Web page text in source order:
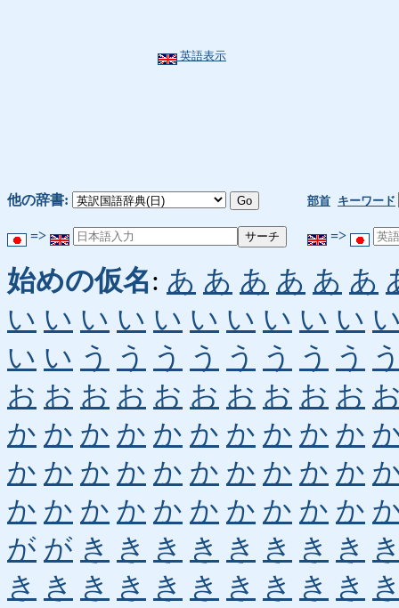
英語表示
他の辞書: 部首 キーワード
=> =>
始めの仮名: あ あ あ あ あ あ
い い い い い い い い い い
い い う う う う う う う う
お お お お お お お お お お
か か か か か か か か か か
か か か か か か か か か か
か か か か か か か か か か
が が き き き き き き き き
き き き き き き き き き き